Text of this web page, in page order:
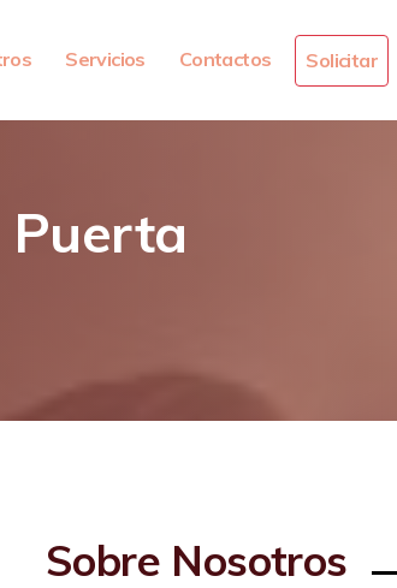
Servicios Contactos Solicitar
Puerta
Sobre Nosotros